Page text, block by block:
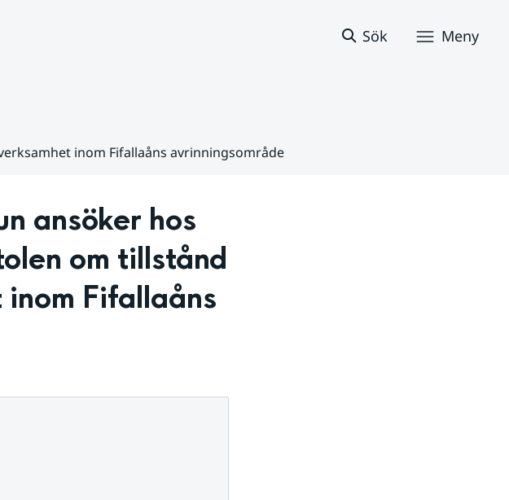
Sök Meny
inom Fifallaåns avrinningsområde
ansöker hos
om tillstånd
Fifallaåns